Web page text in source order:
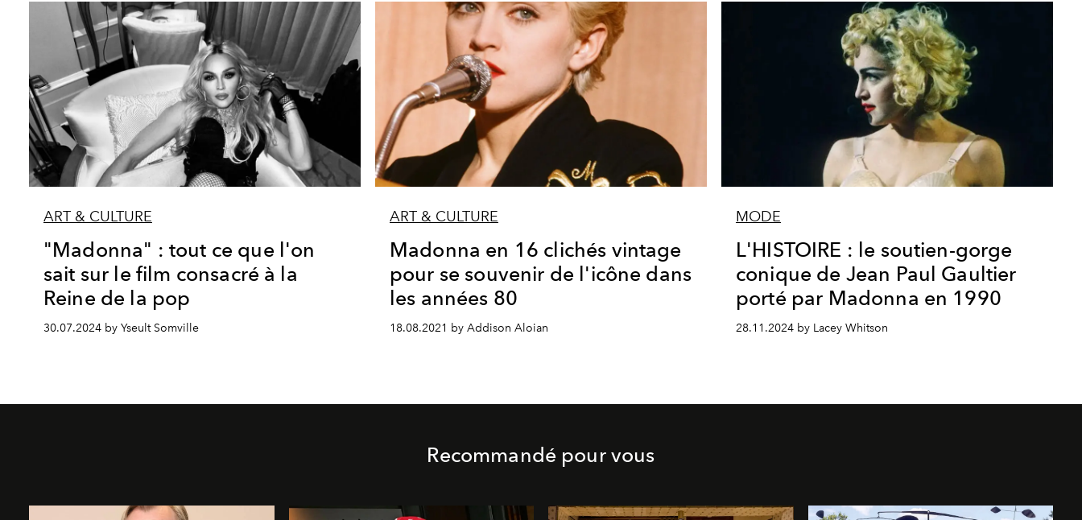
ART & CULTURE
"Madonna" : tout ce que l'on
sait sur le film consacré à la
Reine de la pop
30.07.2024 by Yseult Somville
ART & CULTURE
Madonna en 16 clichés vintage
pour se souvenir de l'icône dans
les années 80
18.08.2021 by Addison Aloian
MODE
L'HISTOIRE : le soutien-gorge
conique de Jean Paul Gaultier
porté par Madonna en 1990
28.11.2024 by Lacey Whitson
Recommandé pour vous